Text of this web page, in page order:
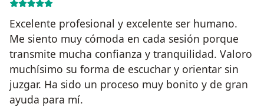
Excelente profesional y excelente ser humano.
Me siento muy cómoda en cada sesión porque
transmite mucha confianza y tranquilidad. Valoro
muchísimo su forma de escuchar y orientar sin
juzgar. Ha sido un proceso muy bonito y de gran
ayuda para mí.